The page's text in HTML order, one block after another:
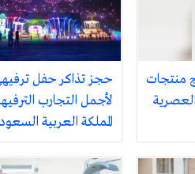
منتجات
حجز تذاكر حفل
لأجمل التجارب
المملكة العربية